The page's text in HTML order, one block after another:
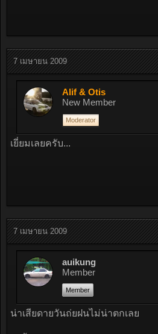
7 เมษายน 2009
Alif & Otis
New Member
Moderator
เยี่ยมเลยครับ...
7 เมษายน 2009
auikung
Member
Member
น่าเสียดายวันถ่ยฝนไม่น่าตกเลย